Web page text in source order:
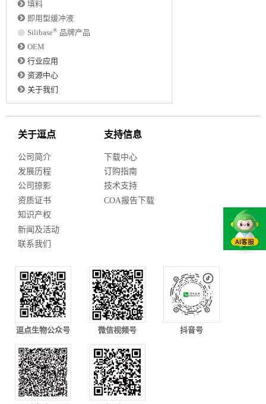
填料
即用型缓冲液
Silibase® 品牌产品
OEM
行业应用
资源中心
关于我们
关于逗点
公司简介
发展历程
公司掠影
资质证书
知识产权
新闻及活动
联系我们
支持信息
下载中心
订购指南
技术支持
COA报告下载
逗点生物公众号 微信视频号 抖音号